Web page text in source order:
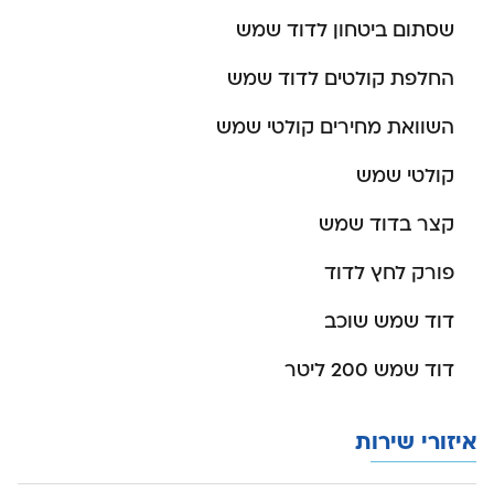
שסתום ביטחון לדוד שמש
החלפת קולטים לדוד שמש
השוואת מחירים קולטי שמש
קולטי שמש
קצר בדוד שמש
פורק לחץ לדוד
דוד שמש שוכב
דוד שמש 200 ליטר
איזורי שירות